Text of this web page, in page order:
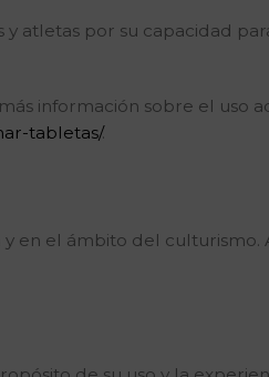
atletas por su capacidad
información sobre el uso
tabletas/.
en el ámbito del culturismo.